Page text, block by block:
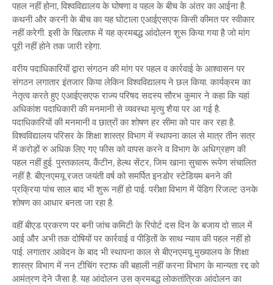
पहल नहीं होना, विश्वविद्यालय के घोषणा व पहल के बीच के अंतर का आईना है.
कथनी और करनी के बीच का यह घोटाला एआईएसएफ किसी कीमत पर स्वीकार
नहीं करेगी. इसी के खिलाफ में यह क्रमबद्ध आंदोलन शुरू किया गया है जो मांग
पूरी नहीं होने तक जारी रहेगा.
वरीय पदाधिकारियों द्वारा संगठन की मांग पर पहल व कार्रवाई के आश्वासन पर
संगठन लगातार इंतजार किया लेकिन विश्वविद्यालय ने छल किया. कार्यक्रम का
नेतृत्व करते हुए एआईएसएफ राज्य परिषद सदस्य सौरभ कुमार ने कहा कि यहां
अधिकांश पदाधिकारी की मनमानी से व्यवस्था मृत्यु शैया पर आ गई है.
पदाधिकारियों की मनमानी व छात्रों का शोषण हर सीमा को पार कर रहा है.
विश्वविद्यालय परिसर के शिक्षा शास्त्र विभाग में स्थापना काल से मात्र तीन सत्र
में करोड़ों रु अधिक लिए गए फीस को वापस करने व विभाग के अधिग्रहण की
पहल नहीं हुई. पुस्तकालय, कैंटीन, हेल्थ सेंटर, जिम खाना सुचारू रूपेण संचालित
नहीं है. बीएनएमयू रजत जयंती वर्ष को समर्पित इनडोर स्टेडियम बनने की
प्रक्रिया पांच साल बाद भी शुरू नहीं हो पाई. परीक्षा विभाग में पेंडिग रिजल्ट उनके
शोषण का आधार बनता जा रहा है.
वहीं बीएड प्रकरण पर बनी जांच कमिटी के रिपोर्ट दस दिन के बजाय दो साल में
आई और अभी तक दोषियों पर कार्रवाई व पीड़ितों के साथ न्याय की पहल नहीं हो
पाई. लगातार आवेदन के बाद भी स्थापना काल से बीएनएमयू मुख्यालय के शिक्षा
शास्त्र विभाग में नन टीचिंग स्टाफ की बहाली नहीं करना विभाग के मान्यता रद्द को
आमंत्रण देने जैसा है. यह आंदोलन उस क्रमबद्ध लोकतांत्रिक आंदोलन का